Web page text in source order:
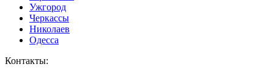
Ужгород
Черкассы
Николаев
Одесса
Контакты: